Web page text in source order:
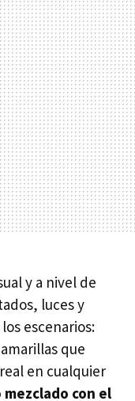
y a nivel de
luces y
escenarios:
que
en cualquier
con el